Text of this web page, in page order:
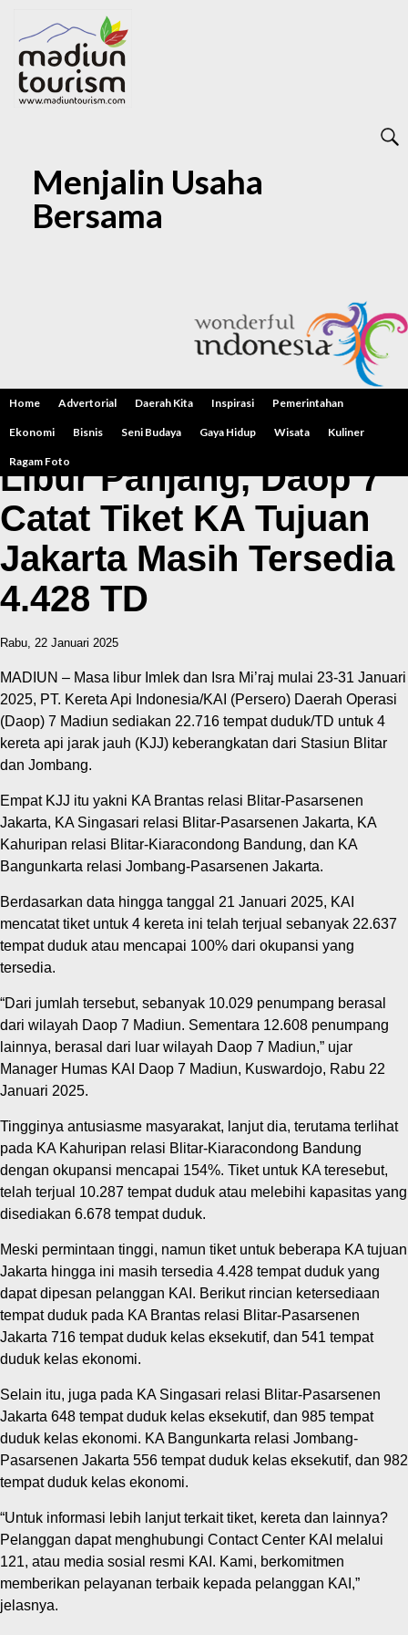
Menjalin Usaha
Bersama
Home Advertorial Daerah Kita Inspirasi Pemerintahan
Ekonomi Bisnis Seni Budaya Gaya Hidup Wisata Kuliner
Ragam Foto
Libur Panjang, Daop 7
Catat Tiket KA Tujuan
Jakarta Masih Tersedia
4.428 TD
Rabu, 22 Januari 2025
MADIUN – Masa libur Imlek dan Isra Mi’raj mulai 23-31 Januari
2025, PT. Kereta Api Indonesia/KAI (Persero) Daerah Operasi
(Daop) 7 Madiun sediakan 22.716 tempat duduk/TD untuk 4
kereta api jarak jauh (KJJ) keberangkatan dari Stasiun Blitar
dan Jombang.
Empat KJJ itu yakni KA Brantas relasi Blitar-Pasarsenen
Jakarta, KA Singasari relasi Blitar-Pasarsenen Jakarta, KA
Kahuripan relasi Blitar-Kiaracondong Bandung, dan KA
Bangunkarta relasi Jombang-Pasarsenen Jakarta.
Berdasarkan data hingga tanggal 21 Januari 2025, KAI
mencatat tiket untuk 4 kereta ini telah terjual sebanyak 22.637
tempat duduk atau mencapai 100% dari okupansi yang
tersedia.
“Dari jumlah tersebut, sebanyak 10.029 penumpang berasal
dari wilayah Daop 7 Madiun. Sementara 12.608 penumpang
lainnya, berasal dari luar wilayah Daop 7 Madiun,” ujar
Manager Humas KAI Daop 7 Madiun, Kuswardojo, Rabu 22
Januari 2025.
Tingginya antusiasme masyarakat, lanjut dia, terutama terlihat
pada KA Kahuripan relasi Blitar-Kiaracondong Bandung
dengan okupansi mencapai 154%. Tiket untuk KA teresebut,
telah terjual 10.287 tempat duduk atau melebihi kapasitas yang
disediakan 6.678 tempat duduk.
Meski permintaan tinggi, namun tiket untuk beberapa KA tujuan
Jakarta hingga ini masih tersedia 4.428 tempat duduk yang
dapat dipesan pelanggan KAI. Berikut rincian ketersediaan
tempat duduk pada KA Brantas relasi Blitar-Pasarsenen
Jakarta 716 tempat duduk kelas eksekutif, dan 541 tempat
duduk kelas ekonomi.
Selain itu, juga pada KA Singasari relasi Blitar-Pasarsenen
Jakarta 648 tempat duduk kelas eksekutif, dan 985 tempat
duduk kelas ekonomi. KA Bangunkarta relasi Jombang-
Pasarsenen Jakarta 556 tempat duduk kelas eksekutif, dan 982
tempat duduk kelas ekonomi.
“Untuk informasi lebih lanjut terkait tiket, kereta dan lainnya?
Pelanggan dapat menghubungi Contact Center KAI melalui
121, atau media sosial resmi KAI. Kami, berkomitmen
memberikan pelayanan terbaik kepada pelanggan KAI,”
jelasnya.